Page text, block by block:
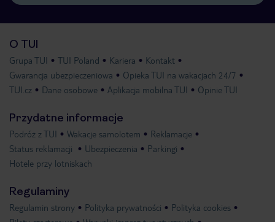
O TUI
Grupa TUI TUI Poland Kariera
Kontakt
Gwarancja ubezpieczeniowa
Opieka TUI na wakacjach 24/7
TUI.cz
Dane osobowe Aplikacja mobilna TUI Opinie TUI
Przydatne informacje
Podróż z TUI Wakacje samolotem
Reklamacje
Status reklamacji
Ubezpieczenia
Parkingi
Hotele przy lotniskach
Regulaminy
Regulamin strony Polityka prywatności
Polityka cookies